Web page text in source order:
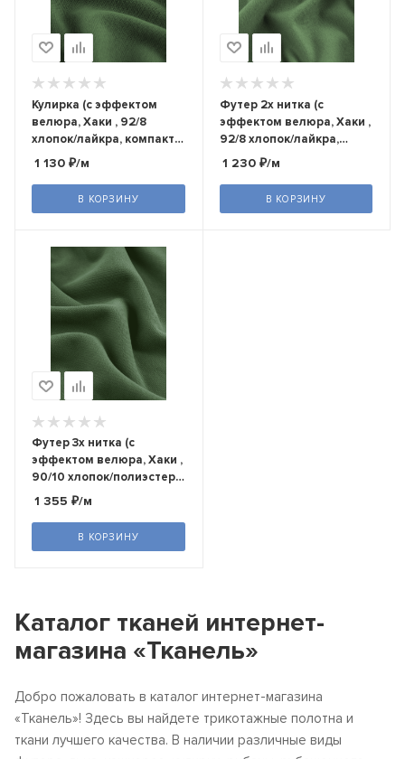
Кулирка (с эффектом
велюра, Хаки , 92/8
хлопок/лайкра, компакт
пенье, пл. 220 г/м2,
1 130 ₽/м
В КОРЗИНУ
Футер 2х нитка (с
эффектом велюра, Хаки ,
92/8 хлопок/лайкра,
компакт пенье, пл. 240 г/
1 230₽/м
В КОРЗИНУ
Футер 3х нитка (с
эффектом велюра, Хаки ,
90/10 хлопок/полиэстер,
компакт пенье, пл. 320 г/
1 355 ₽/м
В КОРЗИНУ
Каталог тканей интернет-
магазина «Тканель»
Добро пожаловать в каталог интернет-магазина
«Тканель»! Здесь вы найдете трикотажные полотна и
ткани лучшего качества. В наличии различные виды